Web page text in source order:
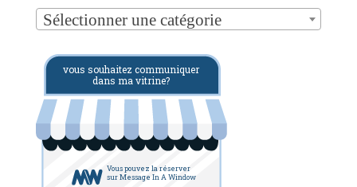
Sélectionner une catégorie
vous souhaitez communiquer
dans ma vitrine?
Vous pouvez la réserver
sur Message In A Window